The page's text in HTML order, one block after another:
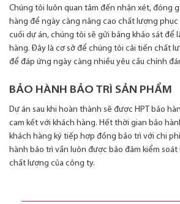
Chúng tôi luôn quan tâm đến nhận xét, đóng
hàng để ngày càng nâng cao chất lượng phục
cuối dự án, chúng tôi sẽ gửi bảng khảo sát để
hàng. Đây là cơ sở để chúng tôi cải tiến chất
để đáp ứng ngày càng nhiều yêu cầu chính
BẢO HÀNH BẢO TRÌ SẢN PHẨM
Dự án sau khi hoàn thành sẽ được HPT bảo
cam kết với khách hàng. Hết thời gian bảo
khách hàng ký tiếp hợp đồng bảo trì với chi
hành bảo trì vần luôn được bảo đảm kiểm
chất lượng của công ty.